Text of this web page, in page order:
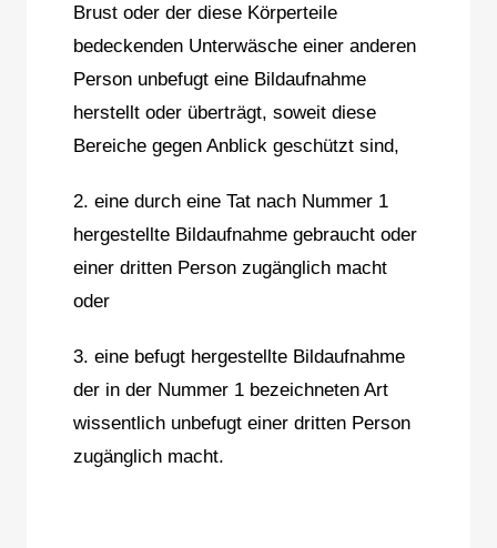
Brust oder der diese Körperteile
bedeckenden Unterwäsche einer anderen
Person unbefugt eine Bildaufnahme
herstellt oder überträgt, soweit diese
Bereiche gegen Anblick geschützt sind,
2. eine durch eine Tat nach Nummer 1
hergestellte Bildaufnahme gebraucht oder
einer dritten Person zugänglich macht
oder
3. eine befugt hergestellte Bildaufnahme
der in der Nummer 1 bezeichneten Art
wissentlich unbefugt einer dritten Person
zugänglich macht.